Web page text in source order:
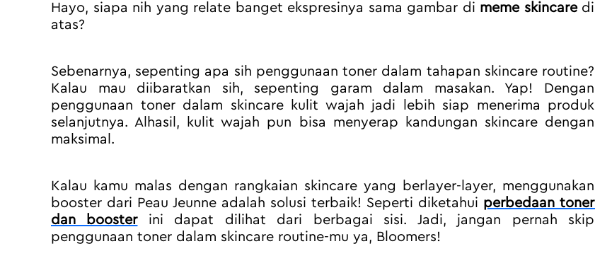
Hayo, siapa nih yang relate banget ekspresinya sama gambar di meme skincare di
atas?
Sebenarnya, sepenting apa sih penggunaan toner dalam tahapan skincare routine?
Kalau mau diibaratkan sih, sepenting garam dalam masakan. Yap! Dengan
penggunaan toner dalam skincare kulit wajah jadi lebih siap menerima produk
selanjutnya. Alhasil, kulit wajah pun bisa menyerap kandungan skincare dengan
maksimal.
Kalau kamu malas dengan rangkaian skincare yang berlayer-layer, menggunakan
booster dari Peau Jeunne adalah solusi terbaik! Seperti diketahui perbedaan toner
dan booster ini dapat dilihat dari berbagai sisi. Jadi, jangan pernah skip
penggunaan toner dalam skincare routine-mu ya, Bloomers!